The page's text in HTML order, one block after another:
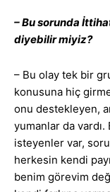
– Bu sorunda
diyebilir miyiz?
– Bu olay tek bir
konusuna hiç
onu destekleyen,
yumanlar da vardı.
isteyenler var,
herkesin kendi
benim görevim